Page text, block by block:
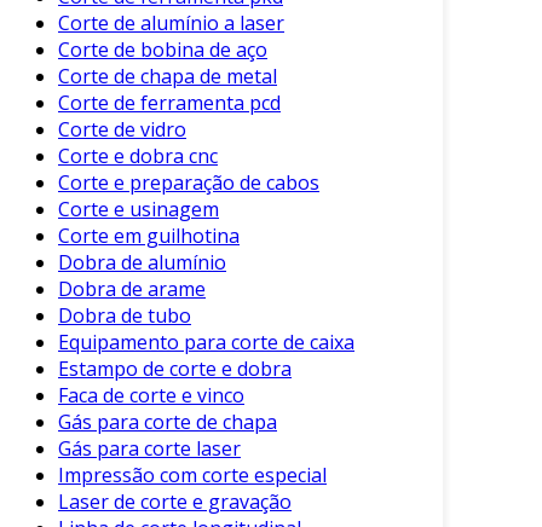
Considerações na Escolha do
Equipamento
Na hora de escolher o equipamento ideal para
corte de caixa, é essencial considerar alguns
fatores:
Volume de Produção
maior capacidade atendem volumes altos.
Tipo de Material: Certifique-se de que o
equipamento se adapta ao material a ser
cortado.
Complexidade do Design
elaborados podem exigir máquinas
específicas.
Orçamento: Avaliar o custo inicial e o
retorno sobre o investimento é
Corte de alumínio a laser
Corte de bobina de aço
Corte de chapa de metal
Corte de ferramenta pcd
Corte de vidro
Corte e dobra cnc
Corte e preparação de cabos
Corte e usinagem
Corte em guilhotina
Dobra de alumínio
Dobra de arame
Dobra de tubo
Equipamento para corte de caixa
Estampo de corte e dobra
Faca de corte e vinco
Gás para corte de chapa
Gás para corte laser
Impressão com corte especial
Laser de corte e gravação